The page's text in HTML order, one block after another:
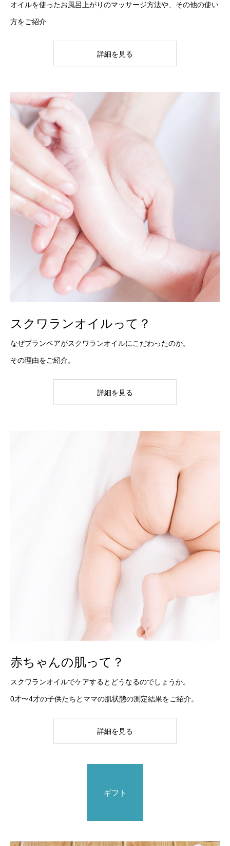
オイルを使ったお風呂上がりのマッサージ方法や、その他の使い
方をご紹介
詳細を見る
スクワランオイルって？
なぜプランベアがスクワランオイルにこだわったのか。
その理由をご紹介。
詳細を見る
赤ちゃんの肌って？
スクワランオイルでケアするとどうなるのでしょうか。
0才〜4才の子供たちとママの肌状態の測定結果をご紹介。
詳細を見る
ギフト